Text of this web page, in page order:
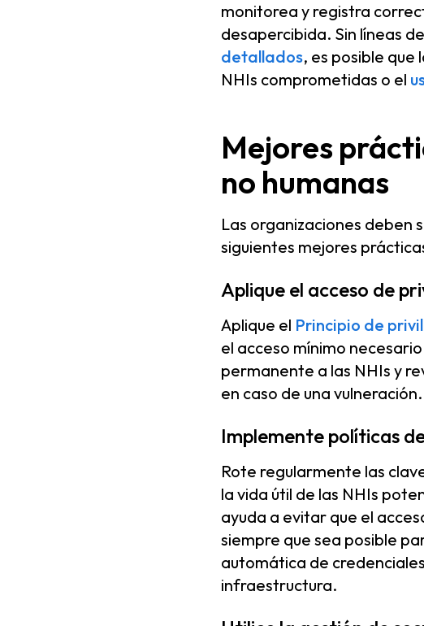
monitorea y registra
desapercibida. Sin líneas
detallados, es posible
NHIs comprometidas o el
Mejores
no humanas
Las organizaciones deben
siguientes mejores
Aplique el acceso de
Aplique el Principio de
el acceso mínimo
permanente a las NHIs y
en caso de una vulneración.
Implemente políticas
Rote regularmente las
la vida útil de las NHIs
ayuda a evitar que el
siempre que sea posible
automática de
infraestructura.